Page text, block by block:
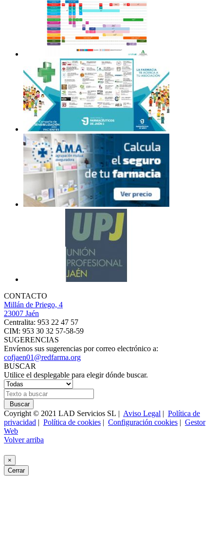
CONTACTO
Millán de Priego, 4
23007 Jaén
Centralita: 953 22 47 57
CIM: 953 30 32 57-58-59
SUGERENCIAS
Envíenos sus sugerencias por correo electrónico a:
cofjaen01@redfarma.org
BUSCAR
Utilice el desplegable para elegir dónde buscar.
Buscar
Coyright © 2021 LAD Servicios SL | Aviso Legal | Política de
privacidad | Política de cookies | Configuración cookies | Gestor
Web
Volver arriba
×
Cerrar